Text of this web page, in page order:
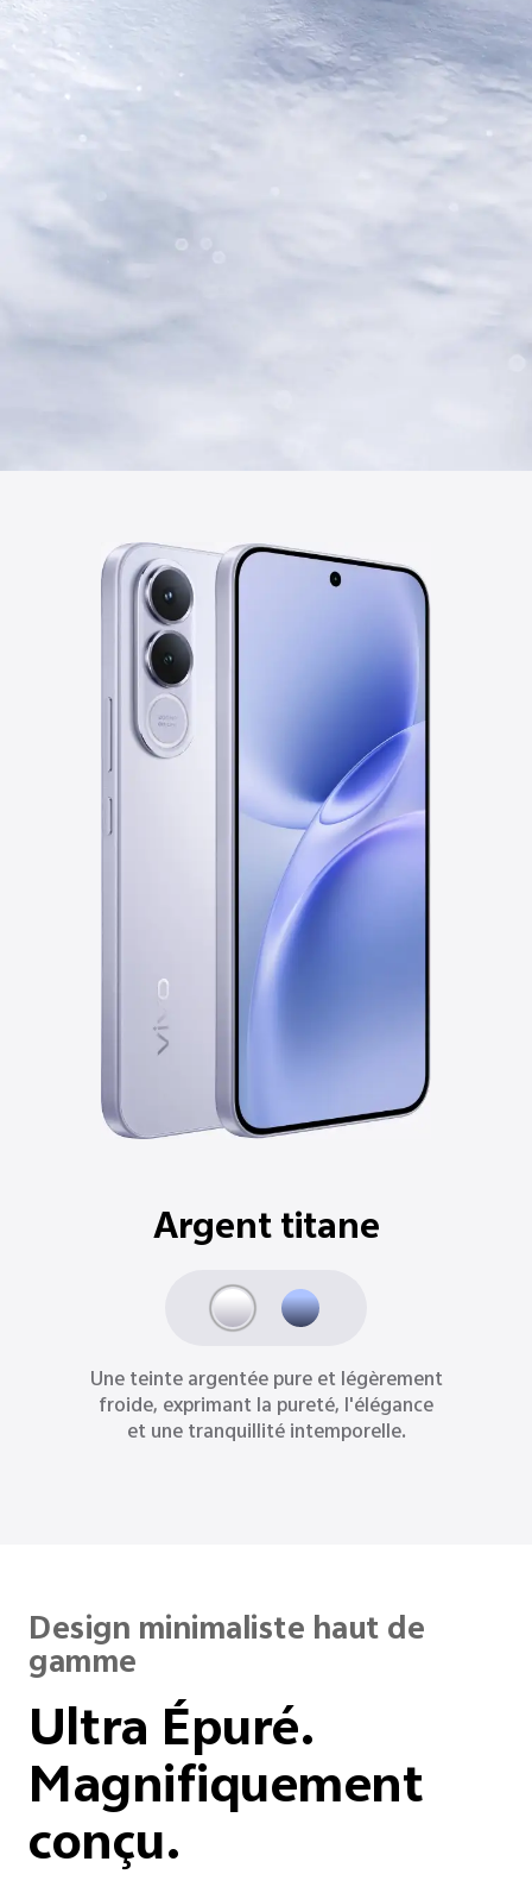
Bleu océan
Inspirée par les océans au clair de lune,
la couleur bleu océan offre une
sensation raffinée de profondeur, de
Design minimaliste haut de
gamme
Ultra Épuré.
Magnifiquement
conçu.